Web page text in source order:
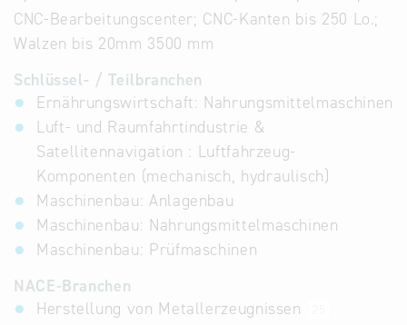
CNC-Bearbeitungscenter; CNC-Kanten bis 250 Lo.;
Walzen bis 20mm 3500 mm
Schlüssel- / Teilbranchen
Ernährungswirtschaft: Nahrungsmittelmaschinen
Luft- und Raumfahrtindustrie &
Satellitennavigation : Luftfahrzeug-
Komponenten (mechanisch, hydraulisch)
Maschinenbau: Anlagenbau
Maschinenbau: Nahrungsmittelmaschinen
Maschinenbau: Prüfmaschinen
NACE-Branchen
Herstellung von Metallerzeugnissen